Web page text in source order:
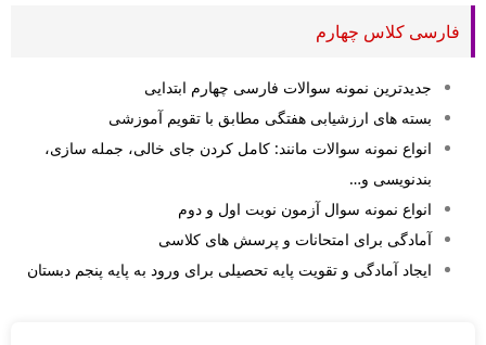
فارسی کلاس چهارم
جدیدترین نمونه سوالات فارسی چهارم ابتدایی
بسته های ارزشیابی هفتگی مطابق با تقویم آموزشی
انواع نمونه سوالات مانند: کامل کردن جای خالی، جمله سازی،
بندنویسی و…
انواع نمونه سوال آزمون نوبت اول و دوم
آمادگی برای امتحانات و پرسش های کلاسی
ایجاد آمادگی و تقویت پایه تحصیلی برای ورود به پایه پنجم دبستان